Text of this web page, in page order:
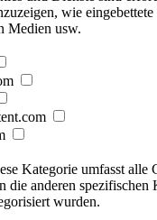
wie
Medien usw.
Kategorie umfasst alle
die anderen spezifischen
wurden.